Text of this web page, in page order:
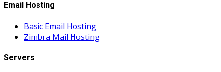
Email Hosting
Basic Email Hosting
Zimbra Mail Hosting
Servers